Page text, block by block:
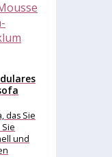
das Sie
und